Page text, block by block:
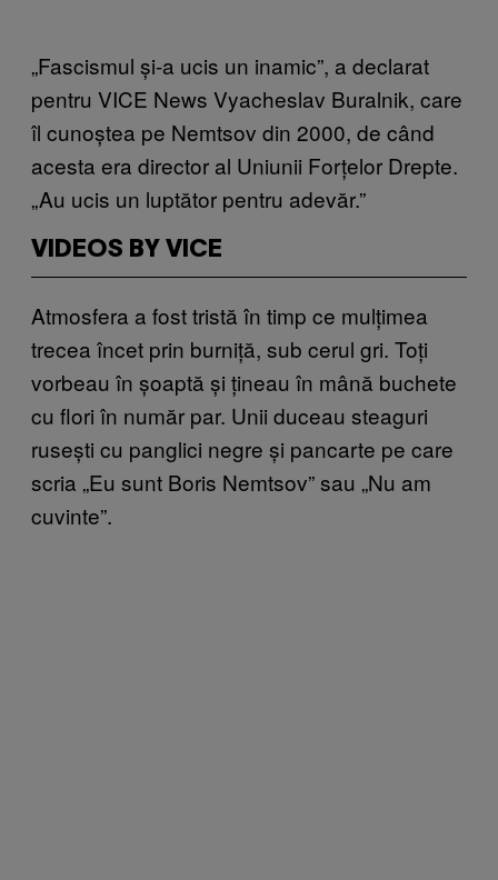
„Fascismul și-a ucis un inamic”, a declarat
pentru VICE News Vyacheslav Buralnik, care
îl cunoștea pe Nemtsov din 2000, de când
acesta era director al Uniunii Forțelor Drepte.
„Au ucis un luptător pentru adevăr.”
VIDEOS BY VICE
Atmosfera a fost tristă în timp ce mulțimea
trecea încet prin burniță, sub cerul gri. Toți
vorbeau în șoaptă și țineau în mână buchete
cu flori în număr par. Unii duceau steaguri
rusești cu panglici negre și pancarte pe care
scria „Eu sunt Boris Nemtsov” sau „Nu am
cuvinte”.